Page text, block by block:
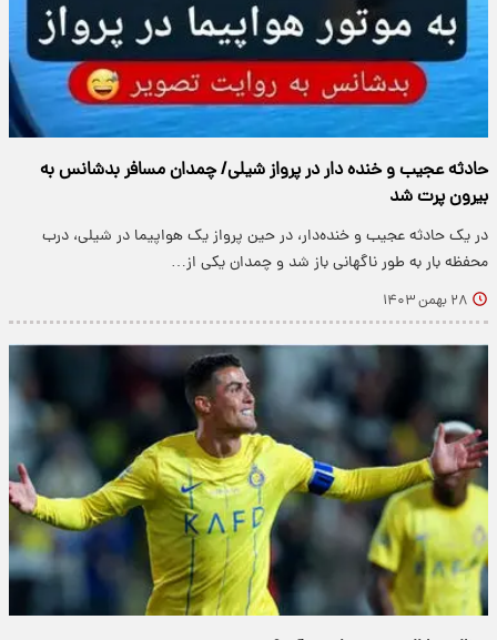
حادثه عجیب و خنده دار در پرواز شیلی/ چمدان مسافر بدشانس به
بیرون پرت شد
در یک حادثه عجیب و خنده‌دار، در حین پرواز یک هواپیما در شیلی، درب
محفظه بار به طور ناگهانی باز شد و چمدان یکی از…
۲۸ بهمن ۱۴۰۳